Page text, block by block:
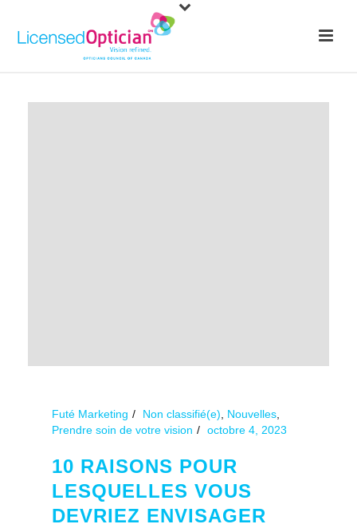
Futé Marketing Non classifié(e) Nouvelles
Prendre soin de votre vision
octobre 4, 2023
10 RAISONS POUR
LESQUELLES VOUS
DEVRIEZ ENVISAGER